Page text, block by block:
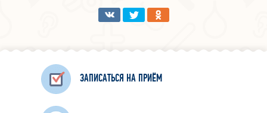
ЗАПИСАТЬСЯ НА ПРИЁМ